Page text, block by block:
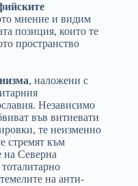
мнение и видим
позиция, които те
пространство
, наложени с
Независимо
във витиевати
те неизменно
стремят към
на Северна
на анти-